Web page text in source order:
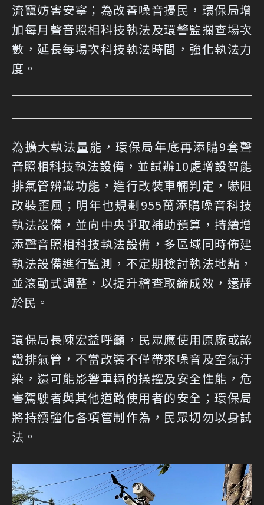
流竄妨害安寧；為改善噪音擾民，環保局增
加每月聲音照相科技執法及環警監攔查場次
數，延長每場次科技執法時間，強化執法力
度。
為擴大執法量能，環保局年底再添購9套聲
音照相科技執法設備，並試辦10處增設智能
排氣管辨識功能，進行改裝車輛判定，嚇阻
改裝歪風；明年也規劃955萬添購噪音科技
執法設備，並向中央爭取補助預算，持續增
添聲音照相科技執法設備，多區域同時佈建
執法設備進行監測，不定期檢討執法地點，
並滾動式調整，以提升稽查取締成效，還靜
於民。
環保局長陳宏益呼籲，民眾應使用原廠或認
證排氣管，不當改裝不僅帶來噪音及空氣汙
染，還可能影響車輛的操控及安全性能，危
害駕駛者與其他道路使用者的安全；環保局
將持續強化各項管制作為，民眾切勿以身試
法。